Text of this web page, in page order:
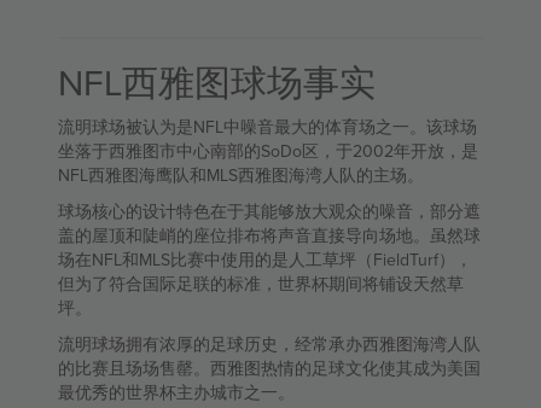
NFL西雅图球场事实
流明球场被认为是NFL中噪音最大的体育场之一。该球场
坐落于西雅图市中心南部的SoDo区，于2002年开放，是
NFL西雅图海鹰队和MLS西雅图海湾人队的主场。
球场核心的设计特色在于其能够放大观众的噪音，部分遮
盖的屋顶和陡峭的座位排布将声音直接导向场地。虽然球
场在NFL和MLS比赛中使用的是人工草坪（FieldTurf），
但为了符合国际足联的标准，世界杯期间将铺设天然草
坪。
流明球场拥有浓厚的足球历史，经常承办西雅图海湾人队
的比赛且场场售罄。西雅图热情的足球文化使其成为美国
最优秀的世界杯主办城市之一。